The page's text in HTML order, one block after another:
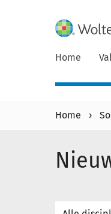
Home
Home ›